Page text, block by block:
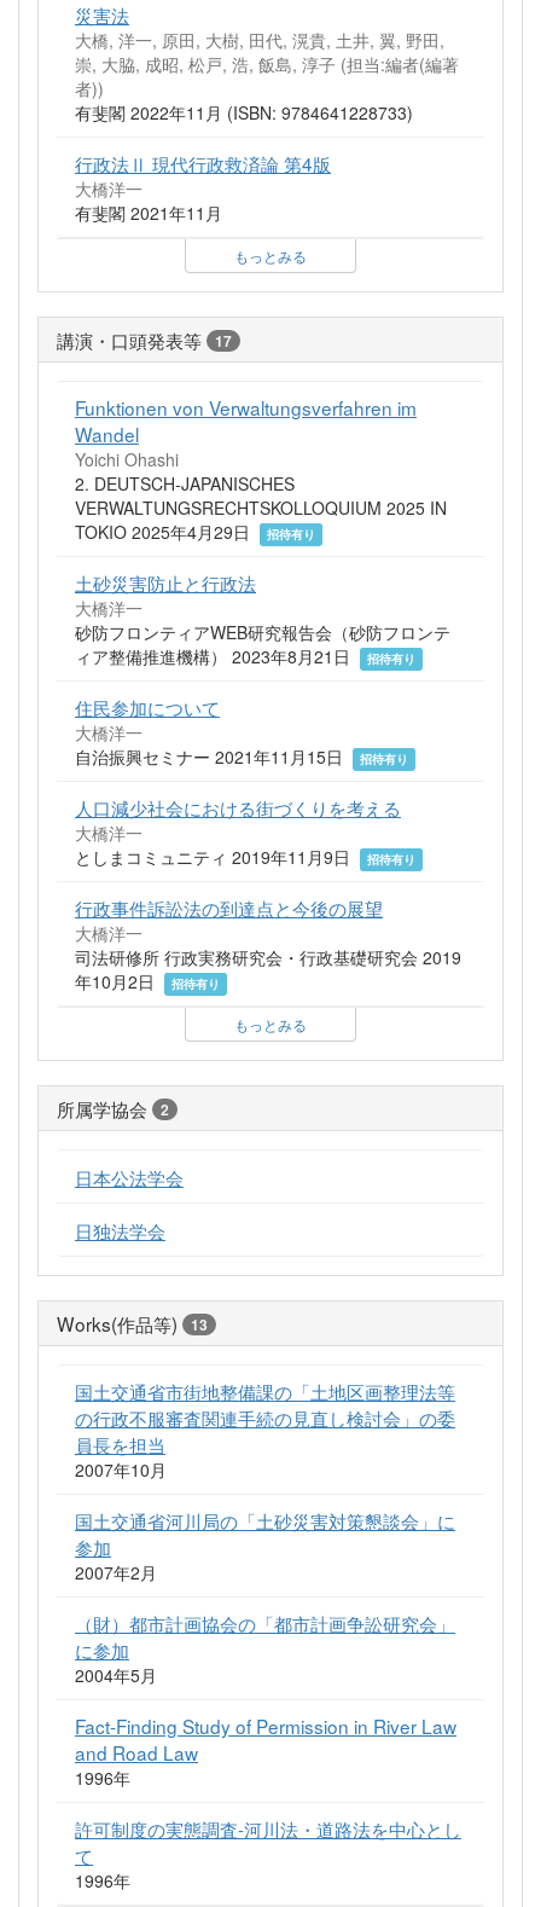
災害法
大橋, 洋一, 原田, 大樹, 田代, 滉貴, 土井, 翼, 野田,
崇, 大脇, 成昭, 松戸, 浩, 飯島, 淳子 (担当:編者(編著
者))
有斐閣 2022年11月 (ISBN: 9784641228733)
行政法Ⅱ 現代行政救済論 第4版
大橋洋一
有斐閣 2021年11月
もっとみる
講演・口頭発表等 17
Funktionen von Verwaltungsverfahren im
Wandel
Yoichi Ohashi
2. DEUTSCH-JAPANISCHES
VERWALTUNGSRECHTSKOLLOQUIUM 2025 IN
TOKIO 2025年4月29日
招待有り
土砂災害防止と行政法
大橋洋一
砂防フロンティアWEB研究報告会（砂防フロンテ
ィア整備推進機構） 2023年8月21日
招待有り
住民参加について
大橋洋一
自治振興セミナー 2021年11月15日
招待有り
人口減少社会における街づくりを考える
大橋洋一
としまコミュニティ 2019年11月9日
招待有り
行政事件訴訟法の到達点と今後の展望
大橋洋一
司法研修所 行政実務研究会・行政基礎研究会 2019
年10月2日
招待有り
もっとみる
所属学協会 2
日本公法学会
日独法学会
Works(作品等) 13
国土交通省市街地整備課の「土地区画整理法等
の行政不服審査関連手続の見直し検討会」の委
員長を担当
2007年10月
国土交通省河川局の「土砂災害対策懇談会」に
参加
2007年2月
（財）都市計画協会の「都市計画争訟研究会」
に参加
2004年5月
Fact-Finding Study of Permission in River Law
and Road Law
1996年
許可制度の実態調査-河川法・道路法を中心とし
て
1996年